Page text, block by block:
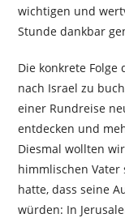
wichtigen und
Stunde dankbar
Die konkrete Folge
nach Israel zu
einer Rundreise
entdecken und
Diesmal wollten
himmlischen Vater
hatte, dass seine
würden: In